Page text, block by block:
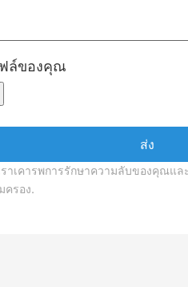
ล์ของคุณ
ราเคารพการรักษาความลับของคุณแ
ครอง.